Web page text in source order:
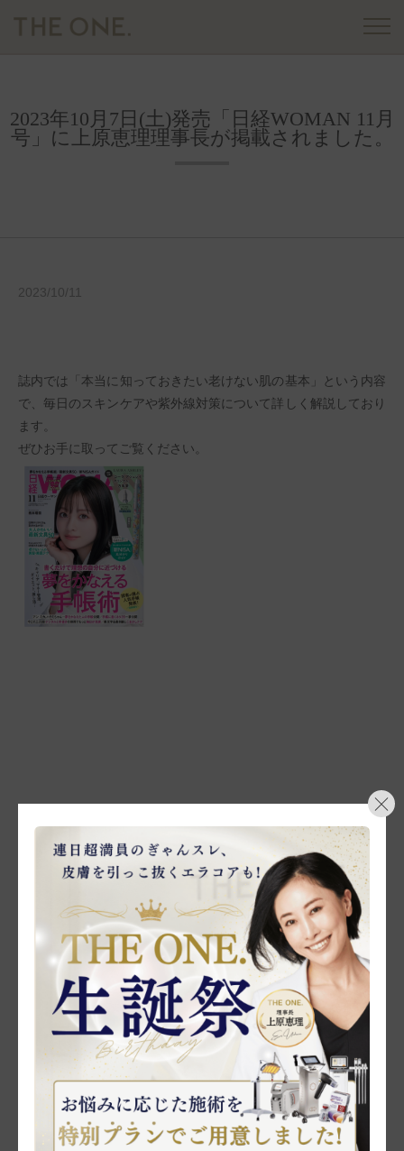
2023年10月7日(土)発売「日経WOMAN 11月
号」に上原恵理理事長が掲載されました。
2023/10/11
誌内では「本当に知っておきたい老けない肌の基本」という内容
で、毎日のスキンケアや紫外線対策について詳しく解説しており
ます。
ぜひお手に取ってご覧ください。
新着情報
2026/07/03
テレビ東京「なないろ日和！」に上原恵理院長が出演しました
2026/06/24